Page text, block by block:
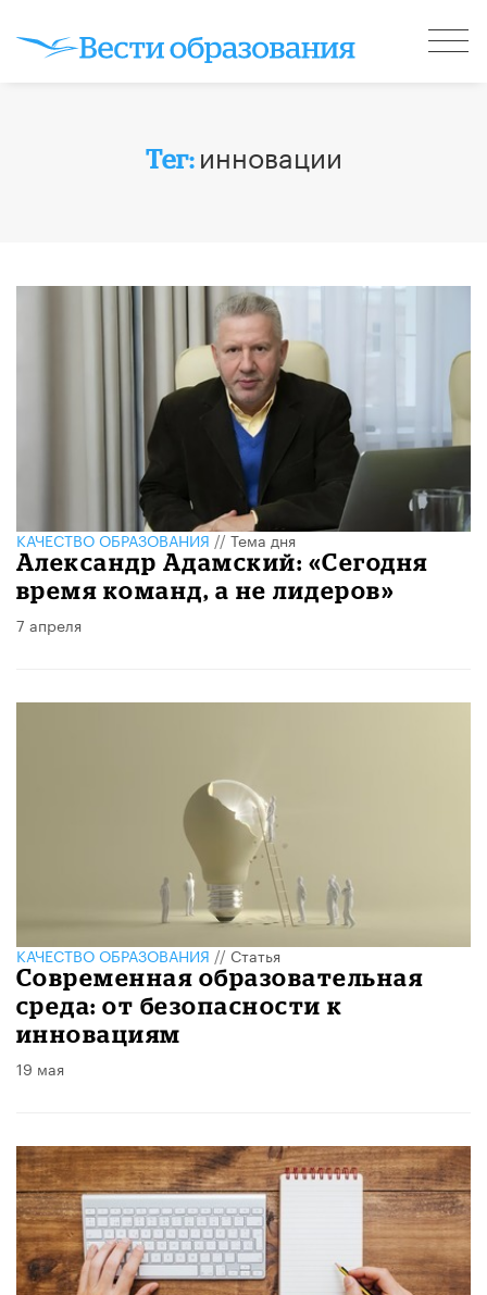
Тег: инновации
КАЧЕСТВО ОБРАЗОВАНИЯ//Тема дня
Александр Адамский: «Сегодня
время команд, а не лидеров»
7 апреля
КАЧЕСТВО ОБРАЗОВАНИЯ//Статья
Современная образовательная
среда: от безопасности к
инновациям
19 мая